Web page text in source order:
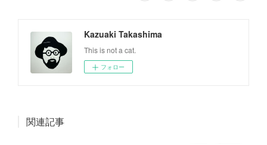
Kazuaki Takashima
This is not a cat.
フォロー
関連記事